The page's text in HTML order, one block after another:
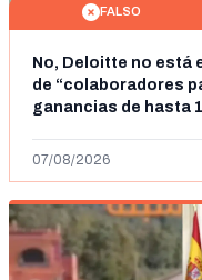
FALSO
No, Deloitte no está
de “colaboradores
ganancias de hasta
07/08/2026